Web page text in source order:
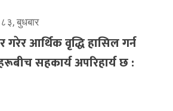
बुधबार
गरेर आर्थिक वृद्धि हासिल गर्न
सहकार्य अपरिहार्य छ :